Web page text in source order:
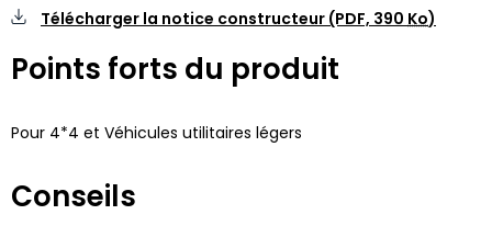
Télécharger la notice constructeur (PDF, 390 Ko)
Points forts du produit
Pour 4*4 et Véhicules utilitaires légers
Conseils